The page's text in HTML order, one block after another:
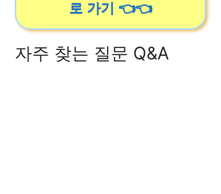
로 가기 👈👈
자주 찾는 질문 Q&A